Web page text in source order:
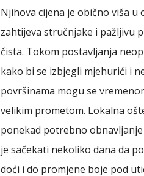
Njihova cijena je obično viša
zahtijeva stručnjake i pažljivu
čista. Tokom postavljanja
kako bi se izbjegli mjehurići i
površinama mogu se
velikim prometom. Lokalna
ponekad potrebno
je sačekati nekoliko dana da
doći i do promjene boje pod